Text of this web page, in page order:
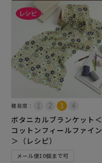
難易度：
ボタニカルブランケット＜
コットンフィールファイン
＞（レシピ）
メール便10個まで可